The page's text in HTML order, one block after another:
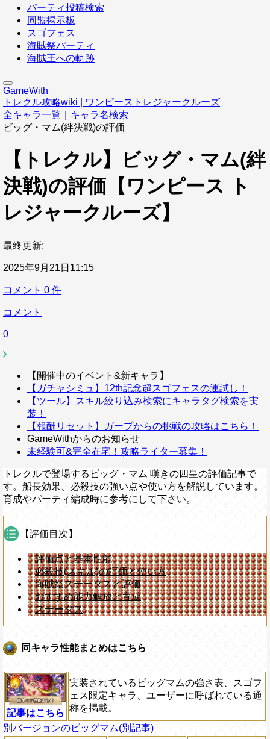
パーティ投稿検索
同盟掲示板
スゴフェス
海賊祭パーティ
海賊王への軌跡
GameWith
トレクル攻略wiki | ワンピーストレジャークルーズ
全キャラ一覧｜キャラ名検索
ビッグ・マム(絆決戦)の評価
【トレクル】ビッグ・マム(絆
決戦)の評価【ワンピース ト
レジャークルーズ】
最終更新:
2025年9月21日11:15
コメント 0 件
コメント
0
【開催中のイベント&新キャラ】
【ガチャシミュ】12th記念超スゴフェスの運試し！
【ツール】スキル絞り込み検索にキャラタグ検索を実
装！
【報酬リセット】ガープからの挑戦の攻略はこちら！
GameWithからのお知らせ
未経験可&完全在宅！攻略ライター募集！
トレクルで登場するビッグ・マム 嘆きの四皇の評価記事で
す。船長効果、必殺技の強い点や使い方を解説しています。
育成やパーティ編成時に参考にして下さい。
【評価目次】
評価点と基本性能
必殺技(スキル)の評価と使い方
海賊祭ステータスと評価
おすすめ能力解放と育成
ステータス
同キャラ性能まとめはこちら
記事はこちら
実装されているビッグマムの強さ表、スゴフ
ェス限定キャラ、ユーザーに呼ばれている通
称を掲載。
別バージョンのビッグマム(別記事)